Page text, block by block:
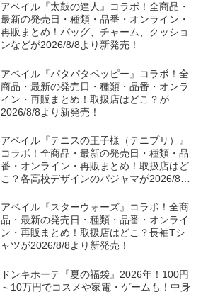
アベイル『太鼓の達人』コラボ！全商品・
最新の発売日・種類・品番・オンライン・
再販まとめ！バッグ、チャーム、クッショ
ンなどが2026/8/8より新発売！
アベイル『パタパタペッピー』コラボ！全
商品・最新の発売日・種類・品番・オンラ
イン・再販まとめ！取扱店はどこ？が
2026/8/8より新発売！
アベイル『テニスの王子様（テニプリ）』
コラボ！全商品・最新の発売日・種類・品
番・オンライン・再販まとめ！取扱店はど
こ？各高校デザインのパジャマが2026/8/8
アベイル『スターウォーズ』コラボ！全商
品・最新の発売日・種類・品番・オンライ
ン・再販まとめ！取扱店はどこ？長袖Tシ
ャツが2026/8/8より新発売！
ドンキホーテ『夏の福袋』2026年！100円
～10万円でコスメや家電・ゲームも！中身